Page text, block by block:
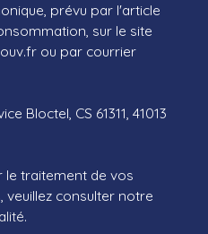
prévu par l'article
sur le site
ou par courrier
Bloctel, CS 61311, 41013
le traitement de vos
consulter notre
.